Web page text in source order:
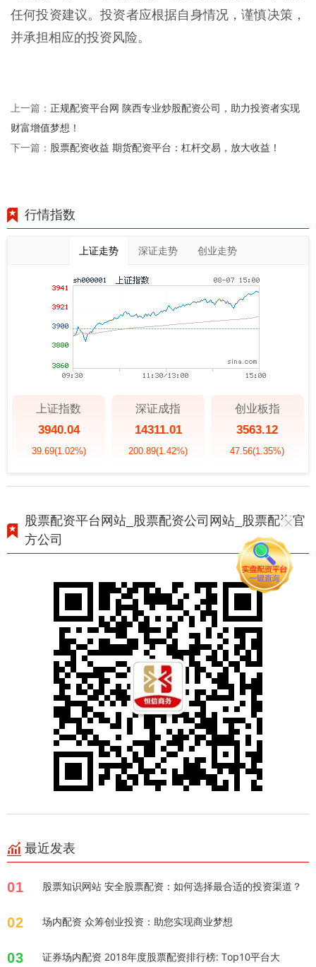
任何投资建议。投资者应根据自身情况，谨慎决策，
并承担相应的投资风险。
上一篇： 正规配资平台网 陕西专业炒股配资公司，助力投资者实现
财富增值梦想！
下一篇： 股票配资收益 期货配资平台：杠杆交易，放大收益！
行情指数
上证走势 深证走势 创业走势
上证指数
3940.04
39.69(1.02%)
深证成指
14311.01
200.89(1.42%)
创业板指
3563.12
47.56(1.35%)
股票配资平台网站_股票配资公司网站_股票配资官
方公司
最近发表
01 股票知识网站 安全股票配资：如何选择最合适的投资渠道？
02 场内配资 众筹创业投资：助您实现商业梦想
03 证券场内配资 2018年度股票配资排行榜: Top10平台大